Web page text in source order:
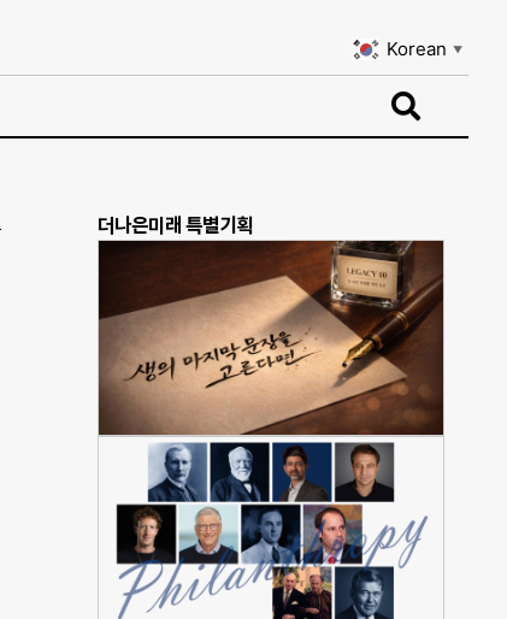
Korean ▼
더나은미래 특별기획